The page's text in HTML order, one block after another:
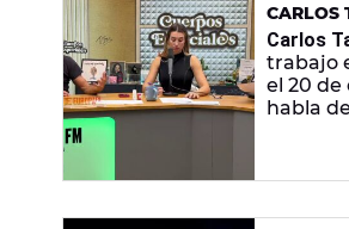
CARLOS
HARD
Carlos
trabajo
el 20 de
habla